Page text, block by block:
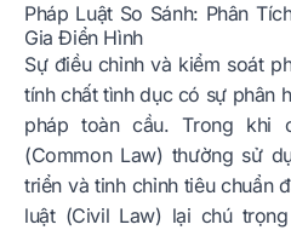
Pháp Luật So Sánh: Phân
Gia Điển Hình
Sự điều chỉnh và kiểm soát
tính chất tình dục có sự phân
pháp toàn cầu. Trong khi
(Common Law) thường sử
triển và tinh chỉnh tiêu chuẩn
luật (Civil Law) lại chú